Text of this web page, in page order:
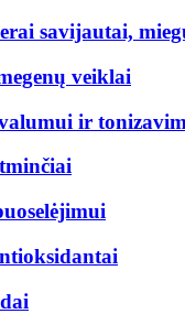
savijautai,
veiklai
ir